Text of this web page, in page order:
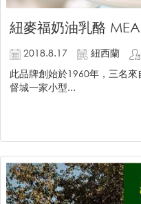
紐麥福奶油乳酪
2018.8.17
紐西蘭
此品牌創始於1960年，三名
督城一家小型...